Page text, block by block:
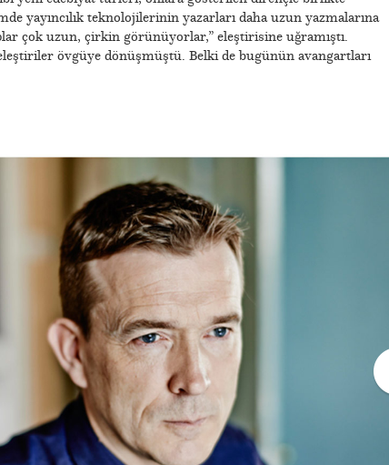
yayıncılık teknolojilerinin yazarları daha uzun yazmalarına
çok uzun, çirkin görünüyorlar,” eleştirisine uğramıştı.
övgüye dönüşmüştü. Belki de bugünün avangartları